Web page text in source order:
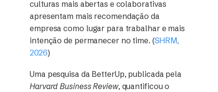
culturas mais abertas e colaborativas
apresentam mais recomendação da
empresa como lugar para trabalhar e mais
intenção de permanecer no time. (SHRM,
2026)
Uma pesquisa da BetterUp, publicada pela
Harvard Business Review, quantificou o